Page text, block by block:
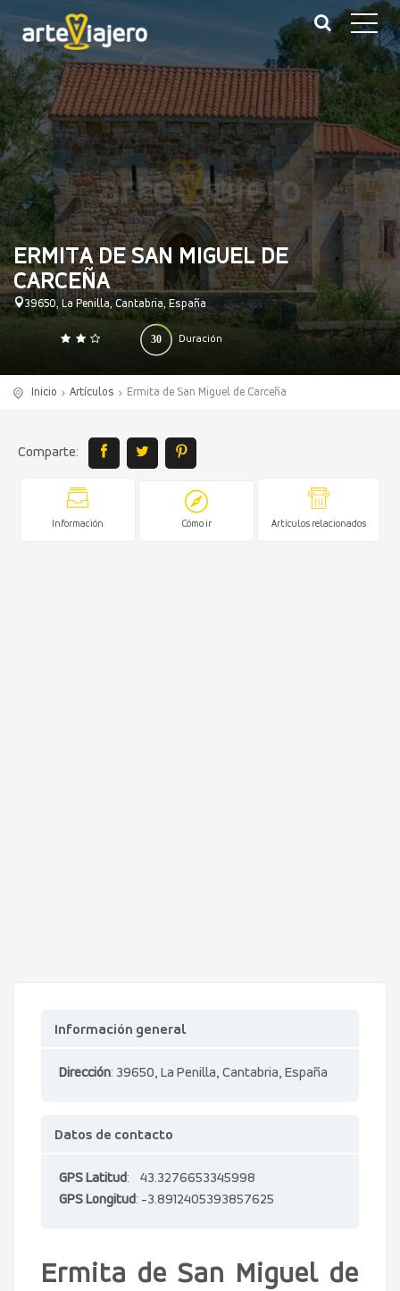
ERMITA DE SAN MIGUEL DE
CARCEÑA
39650, La Penilla, Cantabria, España
Duración
30
0 140
Inicio Artículos Ermita de San Miguel de Carceña
Comparte:
Información Cómo ir Artículos relacionados
Información general
Dirección: 39650, La Penilla, Cantabria, España
Datos de contacto
GPS Latitud: 43.3276653345998
GPS Longitud: -3.8912405393857625
Ermita de San Miguel de